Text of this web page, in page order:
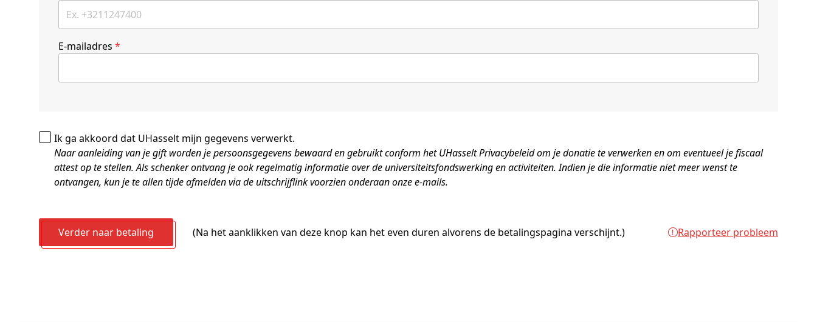
E-mailadres *
Ik ga akkoord dat UHasselt mijn gegevens verwerkt.
Naar aanleiding van je gift worden je persoonsgegevens bewaard en gebruikt conform hetUHasselt Privacybeleidom je donatie te verwerken en om eventueel je fiscaal
attest op te stellen. Als schenker ontvang je ook regelmatig informatie over de universiteitsfondswerking en activiteiten. Indien je die informatie niet meer wenst te
ontvangen, kun je te allen tijde afmelden via de uitschrijflink voorzien onderaan onze e-mails.
Verder naar betaling (Na het aanklikken van deze knop kan het even duren alvorens de betalingspagina verschijnt.) Rapporteer probleem